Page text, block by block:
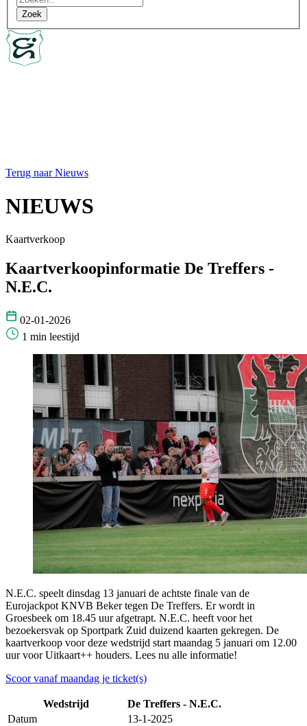
Terug naar Nieuws
NIEUWS
Kaartverkoop
Kaartverkoopinformatie De Treffers -
N.E.C.
02-01-2026
1 min leestijd
N.E.C. speelt dinsdag 13 januari de achtste finale van de
Eurojackpot KNVB Beker tegen De Treffers. Er wordt in
Groesbeek om 18.45 uur afgetrapt. N.E.C. heeft voor het
bezoekersvak op Sportpark Zuid duizend kaarten gekregen. De
kaartverkoop voor deze wedstrijd start maandag 5 januari om 12.00
uur voor Uitkaart++ houders. Lees nu alle informatie!
Scoor vanaf maandag je ticket(s)
Wedstrijd
De Treffers - N.E.C.
Datum
13-1-2025